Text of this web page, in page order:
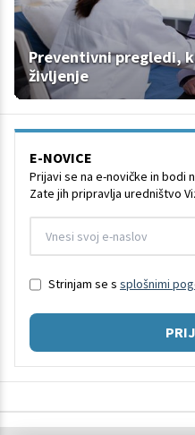
Preventivni pregledi,
življenje
E-NOVICE
Prijavi se na e-novičke in bodi
Zate jih pripravlja uredništvo
Strinjam se s splošnimi